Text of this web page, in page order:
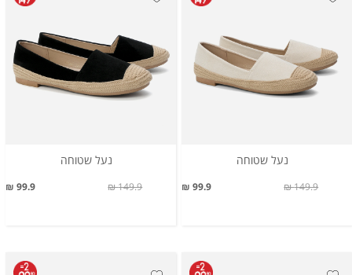
נעל שטוחה
99.9 ₪ 149.9 ₪
נעל שטוחה
99.9 ₪ 149.9 ₪